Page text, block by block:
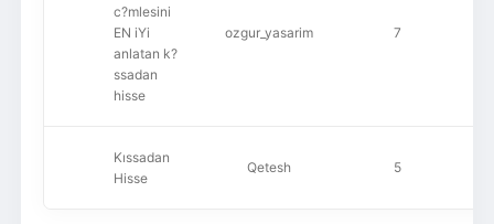
c?mlesini
EN iYi
anlatan k?
ssadan
hisse
ozgur_yasarim 7
Kıssadan
Hisse
Qetesh 5